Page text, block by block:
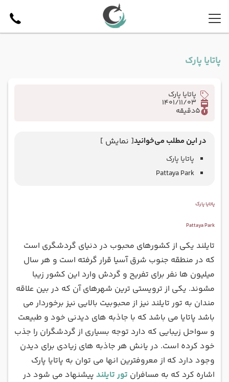
پاتایا پارک
پاتایا پارک
1401/11/03
5دقیقه
در این مطلب می‌خوانید[ نمایش ]
پاتایا پارک
Pattaya Park
پاتایا پارک
Pattaya Park
تایلند یکی از کشورهای محبوب در دنیای گردشگری است
که در منطقه جنوب شرق آسیا قرار گرفته است و هر سال
میلیون ها نفر برای تفریح و گردش وارد این کشور زیبا
مشوند. یکی از ترویستی ترین شهرهای آن که در بین علاقه
مندان به تور تایلند نیز از محبوبیت بالایی نیز برخوردار می
باشد پاتایا می باشد که با جاذبه های دیدنی خود و طبیعت
و سواحل زیبایی که دارد توجه بسیاری از گردشگران را جذب
خود کرده است. در یانش هر جاذبه های زیادی برای دیدن
وجود دارد که از معروفترین انها می توان به پاتایا پارک
اشاره کرد که به مسافران تور تایلند پیشنهاد می شود در